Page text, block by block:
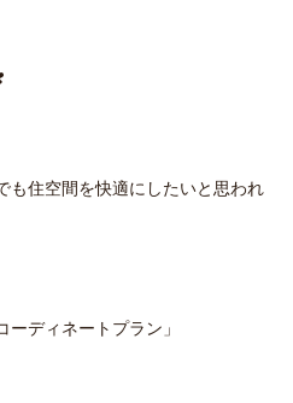
も住空間を快適にしたいと思われ
ーディネートプラン」